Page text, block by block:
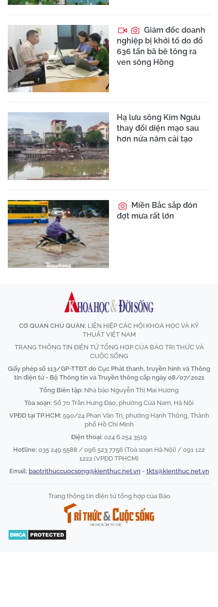
Giám đốc doanh
nghiệp bị khởi tố do đổ
636 tấn bã bê tông ra
ven sông Hồng
Hạ lưu sông Kim Ngưu
thay đổi diện mạo sau
hơn nửa năm cải tạo
Miền Bắc sắp đón
đợt mưa rất lớn
CƠ QUAN CHỦ QUẢN: LIÊN HIỆP CÁC HỘI KHOA HỌC VÀ KỸ
THUẬT VIỆT NAM
TRANG THÔNG TIN ĐIỆN TỬ TỔNG HỢP CỦA BÁO TRI THỨC VÀ
CUỘC SỐNG
Giấy phép số 113/GP-TTĐT do Cục Phát thanh, truyền hình và Thông
tin điện tử - Bộ Thông tin và Truyền thông cấp ngày 08/07/2021
Tổng Biên tập: Nhà báo Nguyễn Thị Mai Hương
Tòa soạn: Số 70 Trần Hưng Đạo, phường Cửa Nam, Hà Nội
VPĐD tại TP.HCM: 590/24 Phan Văn Trị, phường Hạnh Thông, Thành
phố Hồ Chí Minh
Điện thoại: 024 6 254 3519
Hotline: 035 249 5588 / 096 523 7756 (Toà soạn Hà Nội) / 091 122
1222 (VPĐD TPHCM)
Email: baotrithuccuocsong@kienthuc.net.vn - tkts@kienthuc.net.vn
Trang thông tin điện tử tổng hợp của Báo